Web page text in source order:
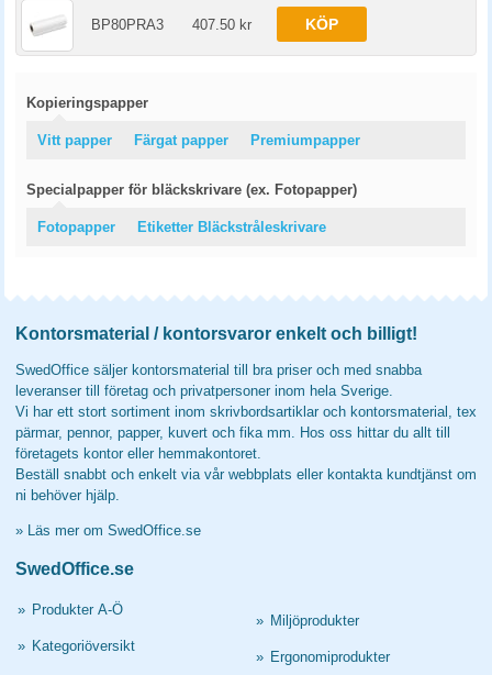
BP80PRA3 407.50 kr KÖP
Kopieringspapper
Vitt papper Färgat papper Premiumpapper
Specialpapper för bläckskrivare (ex. Fotopapper)
Fotopapper Etiketter Bläckstråleskrivare
Kontorsmaterial / kontorsvaror enkelt och billigt!
SwedOffice säljer kontorsmaterial till bra priser och med snabba
leveranser till företag och privatpersoner inom hela Sverige.
Vi har ett stort sortiment inom skrivbordsartiklar och kontorsmaterial, tex
pärmar, pennor, papper, kuvert och fika mm. Hos oss hittar du allt till
företagets kontor eller hemmakontoret.
Beställ snabbt och enkelt via vår webbplats eller kontakta kundtjänst om
ni behöver hjälp.
» Läs mer om SwedOffice.se
SwedOffice.se
» Produkter A-Ö
» Kategoriöversikt
» Miljöprodukter
» Ergonomiprodukter